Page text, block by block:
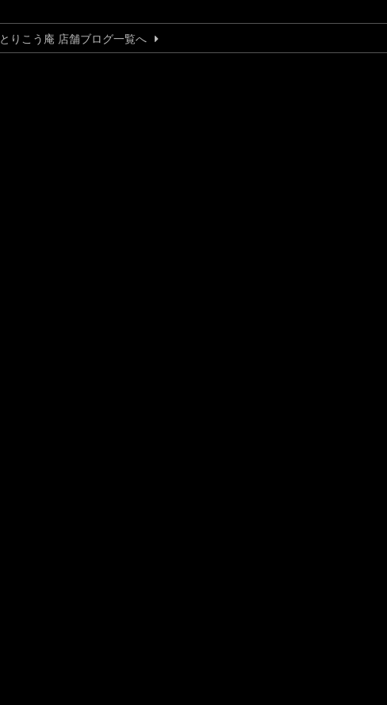
とりこう庵 店舗ブログ一覧へ